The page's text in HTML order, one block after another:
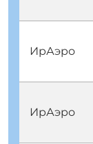
ИрАэро
ИрАэро